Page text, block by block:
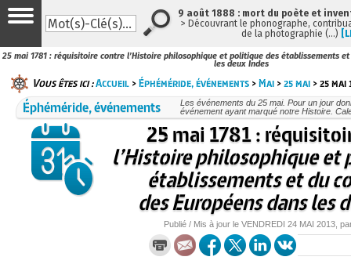
25 mai 1781 : réquisitoire contre l’Histoire philosophique et politique des établissements et
les deux Indes
Vous êtes ici :Accueil >Éphéméride, événements >Mai >25 mai > 25
Éphéméride, événements
Les événements du 25 mai. Pour un jour
événement ayant marqué notre Histoire.
25 mai 1781 :
l’Histoire philosophique et
établissements et du
des Européens dans les
Publié / Mis à jour le VENDREDI 24 MAI 2013,
9 août 1888 : mort du poète et
> Découvrant le phonographe,
de la photographie (…)